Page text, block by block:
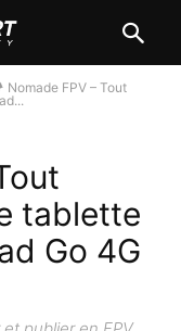
FPV – Tout
tablette
Go 4G